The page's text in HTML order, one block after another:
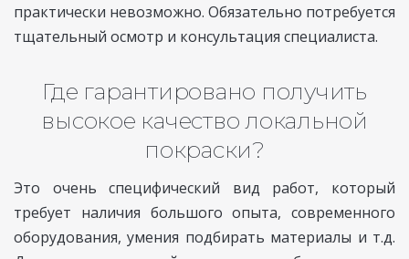
практически невозможно. Обязательно потребуется
тщательный осмотр и консультация специалиста.
Где гарантировано получить
высокое качество локальной
покраски?
Это очень специфический вид работ, который
требует наличия большого опыта, современного
оборудования, умения подбирать материалы и т.д.